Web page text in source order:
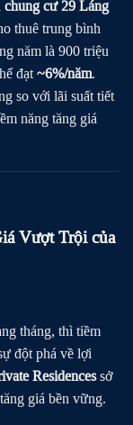
chung cư 29 Láng
thuê trung bình
năm là 900 triệu
đạt ~6%/năm.
so với lãi suất tiết
năng tăng giá
Vượt Trội của
tháng, thì tiềm
đột phá về lợi
Residencessở
giá bền vững.